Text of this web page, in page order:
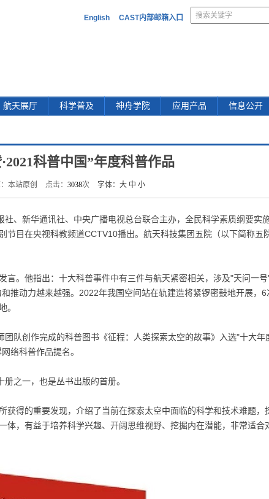
English CAST内部邮箱入口
航天展厅 科学普及 神舟学院 应用产品 信息公开
科普中国”年度科普作品
本站原创 点击： 3038次 字体： 大 中 小
、新华通讯社、中央广播电视总台联合主办，全民科学素质纲要实
节目在央视科教频道CCTV10播出。航天科技集团五院（以下简称五
。他指出：十大科普事件中有三件与航天紧密相关，涉及"天问一
推动力越来越强。2022年我国空间站在轨建造将紧锣密鼓地开展，6
。
队创作完成的科普图书《征程：人类探索太空的故事》入选"十大年
络科普作品提名。
之一，也是丛书出版的首册。
得的重要发现，介绍了当前在探索太空中面临的科学和技术难题，
，有益于培养科学兴趣、开阔思维视野、挖掘内在潜能，非常适合